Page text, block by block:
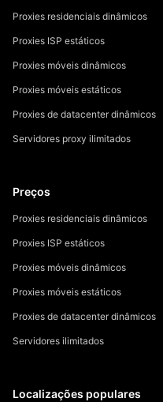
Proxies residenciais dinâmicos
Proxies ISP estáticos
Proxies móveis dinâmicos
Proxies móveis estáticos
Proxies de datacenter dinâmicos
Servidores proxy ilimitados
Preços
Proxies residenciais dinâmicos
Proxies ISP estáticos
Proxies móveis dinâmicos
Proxies móveis estáticos
Proxies de datacenter dinâmicos
Servidores ilimitados
Localizações populares